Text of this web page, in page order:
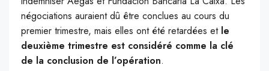
négociations auraient dû être conclues au cours du
premier trimestre, mais elles ont été retardées et le
deuxième trimestre est considéré comme la clé
de la conclusion de l’opération.